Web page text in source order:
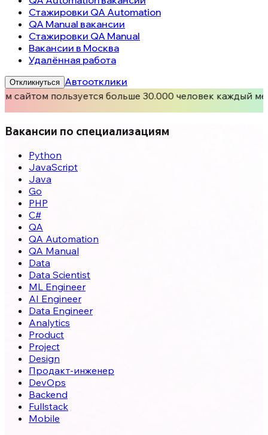
Стажировки QA Automation
QA Manual вакансии
Стажировки QA Manual
Вакансии в Москва
Удалённая работа
Откликнуться Автоотклики
сайтом пользуется больше 30.000 человек каждый
Вакансии по специализациям
Python
JavaScript
Java
Go
PHP
C#
QA
QA Automation
QA Manual
Data
Data Scientist
ML Engineer
AI Engineer
Data Engineer
Analytics
Product
Project
Design
Продакт-инженер
DevOps
Backend
Fullstack
Mobile